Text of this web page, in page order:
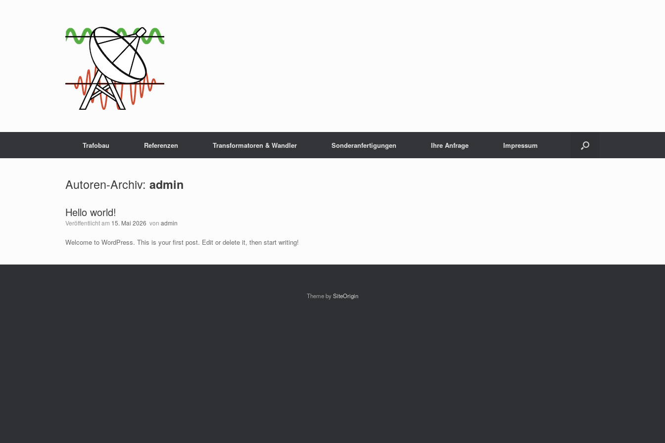
Trafobau Referenzen Transformatoren & Wandler Sonderanfertigungen Ihre Anfrage Impressum
Autoren-Archiv: admin
Hello world!
Veröffentlicht am 15. Mai 2026 von admin
Welcome to WordPress. This is your first post. Edit or delete it, then start writing!
Theme bySiteOrigin